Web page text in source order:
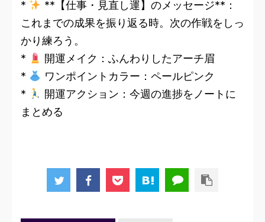
*
**【仕事・見直し運】のメッセージ**：
これまでの成果を振り返る時。次の作戦をしっ
かり練ろう。
*
開運メイク：ふんわりしたアーチ眉
*
ワンポイントカラー：ペールピンク
*
開運アクション：今週の進捗をノートに
まとめる